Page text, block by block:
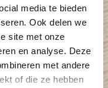
media te bieden
Ook delen we
site met onze
en analyse. Deze
met andere
of die ze hebben
dick
ineke